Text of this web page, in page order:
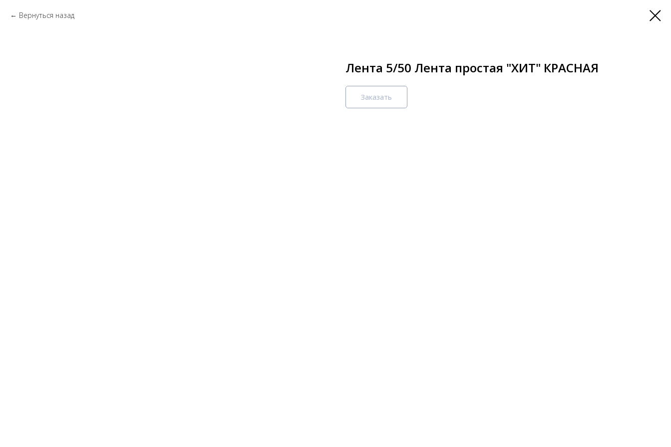
Вернуться назад
Лента 5/50 Лента простая "ХИТ" КРАСНАЯ
Заказать